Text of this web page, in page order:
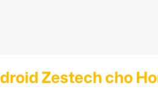
Zestech cho